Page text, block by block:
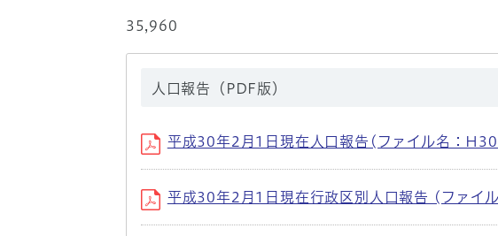
35,960
人口報告（PDF版）
平成30年2月1日現在人口報告(ファイル名：
平成30年2月1日現在行政区別人口報告 (ファ